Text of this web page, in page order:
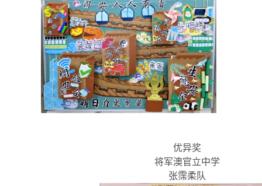
优异奖
将军澳官立中学
张霈柔队